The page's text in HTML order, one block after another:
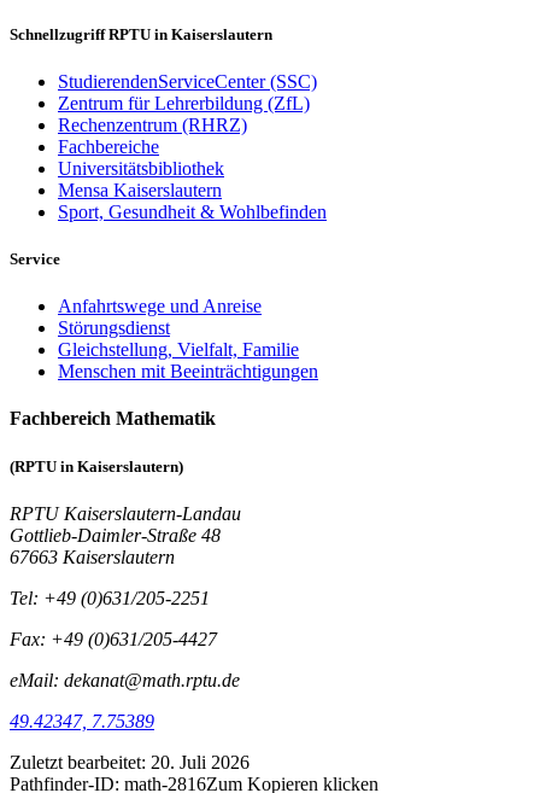
Schnellzugriff RPTU in Kaiserslautern
StudierendenServiceCenter (SSC)
Zentrum für Lehrerbildung (ZfL)
Rechenzentrum (RHRZ)
Fachbereiche
Universitätsbibliothek
Mensa Kaiserslautern
Sport, Gesundheit & Wohlbefinden
Service
Anfahrtswege und Anreise
Störungsdienst
Gleichstellung, Vielfalt, Familie
Menschen mit Beeinträchtigungen
Fachbereich Mathematik
(RPTU in Kaiserslautern)
RPTU Kaiserslautern-Landau
Gottlieb-Daimler-Straße 48
67663 Kaiserslautern
Tel: +49 (0)631/205-2251
Fax: +49 (0)631/205-4427
eMail: dekanat@math.rptu.de
49.42347, 7.75389
Zuletzt bearbeitet: 20. Juli 2026
Pathfinder-ID: math-2816Zum Kopieren klicken